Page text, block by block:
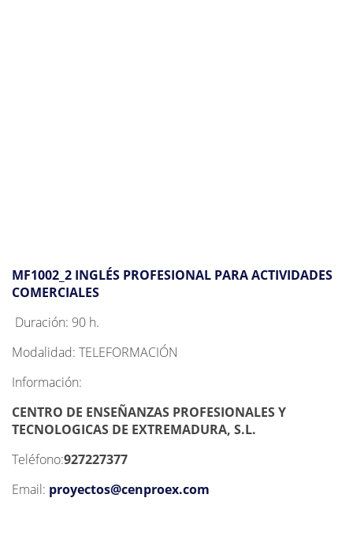
MF1002_2 INGLÉS PROFESIONAL PARA ACTIVIDADES
COMERCIALES
Duración: 90 h.
Modalidad: TELEFORMACIÓN
Información:
CENTRO DE ENSEÑANZAS PROFESIONALES Y
TECNOLOGICAS DE EXTREMADURA, S.L.
Teléfono:927227377
Email: proyectos@cenproex.com